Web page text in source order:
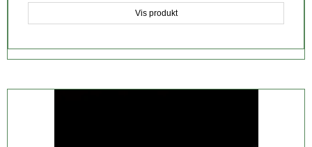
Vis produkt